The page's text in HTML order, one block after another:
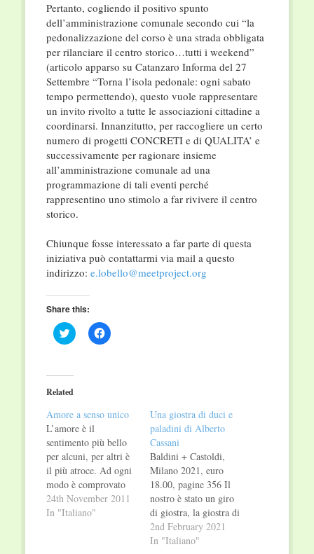
Pertanto, cogliendo il positivo spunto
dell’amministrazione comunale secondo cui “la
pedonalizzazione del corso è una strada obbligata
per rilanciare il centro storico…tutti i weekend”
(articolo apparso su Catanzaro Informa del 27
Settembre “Torna l’isola pedonale: ogni sabato
tempo permettendo), questo vuole rappresentare
un invito rivolto a tutte le associazioni cittadine a
coordinarsi. Innanzitutto, per raccogliere un certo
numero di progetti CONCRETI e di QUALITA’ e
successivamente per ragionare insieme
all’amministrazione comunale ad una
programmazione di tali eventi perché
rappresentino uno stimolo a far rivivere il centro
storico.
Chiunque fosse interessato a far parte di questa
iniziativa può contattarmi via mail a questo
indirizzo: e.lobello@meetproject.org
Share this:
Click
to
(Opens
in
new
Click
to
Related
Amore a senso unico
L’amore è il
sentimento più bello
per alcuni, per altri è
il più atroce. Ad ogni
modo è comprovato
che ad esso siano stati
dedicati libri, canzoni,
24th November 2011
In "Italiano"
Una giostra di duci e
paladini di Alberto
Cassani
Baldini + Castoldi,
Milano 2021, euro
18.00, pagine 356 Il
nostro è stato un giro
di giostra, la giostra di
un manipolo di
idealisti che per uno
2nd February 2021
In "Italiano"